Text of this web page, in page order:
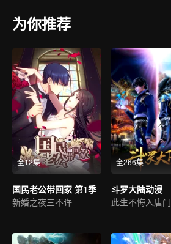
为你推荐
全12集
国民老公带回家 第1季
新婚之夜三不许
全266集
斗罗大陆动漫
此生不悔入唐门